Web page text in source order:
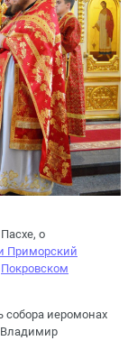
о
Приморский
Покровском
собора иеромонах
Владимир